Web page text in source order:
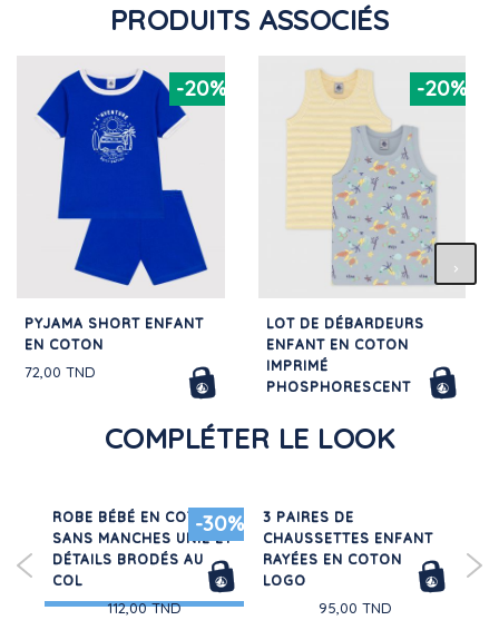
PRODUITS ASSOCIÉS
-20%
PYJAMA SHORT ENFANT
EN COTON
72,00 TND
-20%
LOT DE DÉBARDEURS
ENFANT EN COTON
IMPRIMÉ
PHOSPHORESCENT
COMPLÉTER LE LOOK
-30%
ROBE BÉBÉ EN COTON
SANS MANCHES UNIE ET
DÉTAILS BRODÉS AU
COL
112,00 TND
3 PAIRES DE
CHAUSSETTES ENFANT
RAYÉES EN COTON
LOGO
95,00 TND
EN